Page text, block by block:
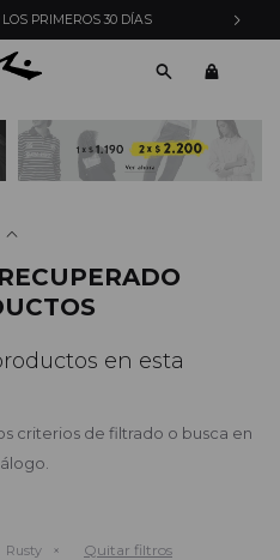
PRIMEROS 30 DÍAS
en esta
criterios de filtrado o busca en
Rusty Quitar filtros